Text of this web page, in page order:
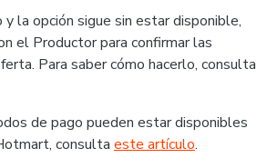
la opción sigue sin estar disponible,
el Productor para confirmar las
Para saber cómo hacerlo, consulta
de pago pueden estar disponibles
consulta este artículo.